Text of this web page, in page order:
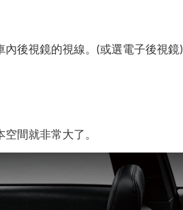
後視鏡的視線。(或選電子後視鏡)
間就非常大了。